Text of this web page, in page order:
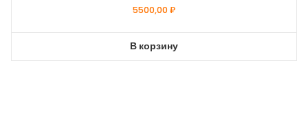
5500,00₽
В корзину